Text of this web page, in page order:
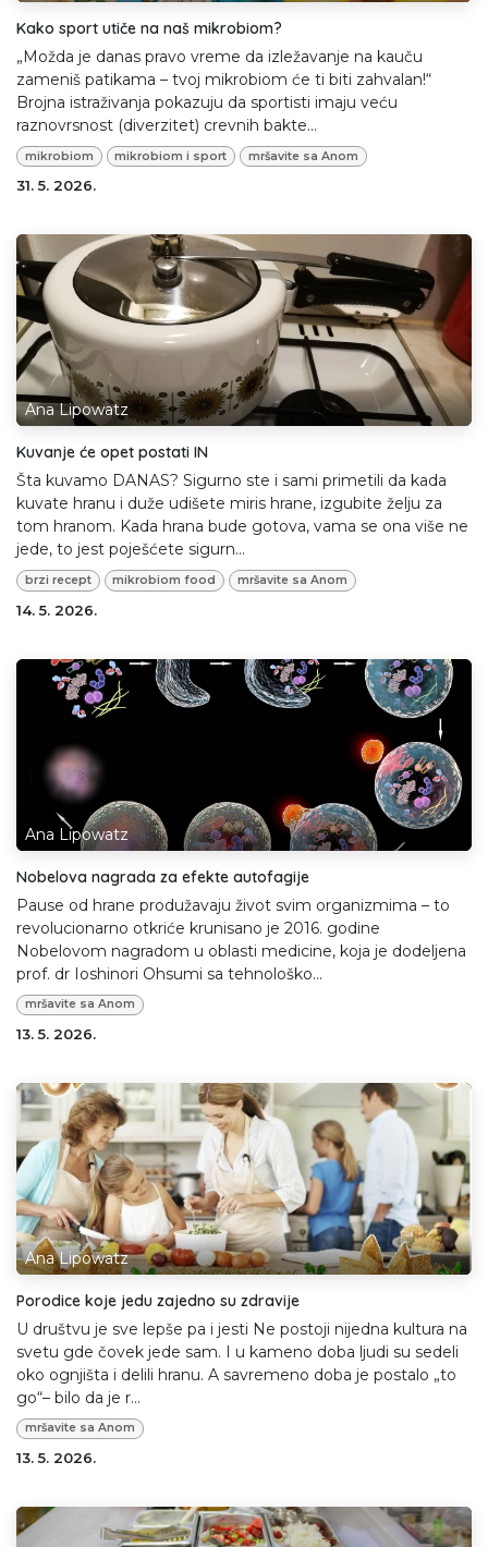
Kako sport utiče na naš mikrobiom?
„Možda je danas pravo vreme da izležavanje na kauču
zameniš patikama – tvoj mikrobiom će ti biti zahvalan!“
Brojna istraživanja pokazuju da sportisti imaju veću
raznovrsnost (diverzitet) crevnih bakte...
mikrobiom mikrobiom i sport mršavite sa Anom
31. 5. 2026.
Ana Lipowatz
Kuvanje će opet postati IN
Šta kuvamo DANAS? Sigurno ste i sami primetili da kada
kuvate hranu i duže udišete miris hrane, izgubite želju za
tom hranom. Kada hrana bude gotova, vama se ona više ne
jede, to jest poješćete sigurn...
brzi recept mikrobiom food mršavite sa Anom
14. 5. 2026.
Ana Lipowatz
Nobelova nagrada za efekte autofagije
Pause od hrane produžavaju život svim organizmima – to
revolucionarno otkriće krunisano je 2016. godine
Nobelovom nagradom u oblasti medicine, koja je dodeljena
prof. dr Ioshinori Ohsumi sa tehnološko...
mršavite sa Anom
13. 5. 2026.
Ana Lipowatz
Porodice koje jedu zajedno su zdravije
U društvu je sve lepše pa i jesti Ne postoji nijedna kultura na
svetu gde čovek jede sam. I u kameno doba ljudi su sedeli
oko ognjišta i delili hranu. A savremeno doba je postalo „to
go“– bilo da je r...
mršavite sa Anom
13. 5. 2026.